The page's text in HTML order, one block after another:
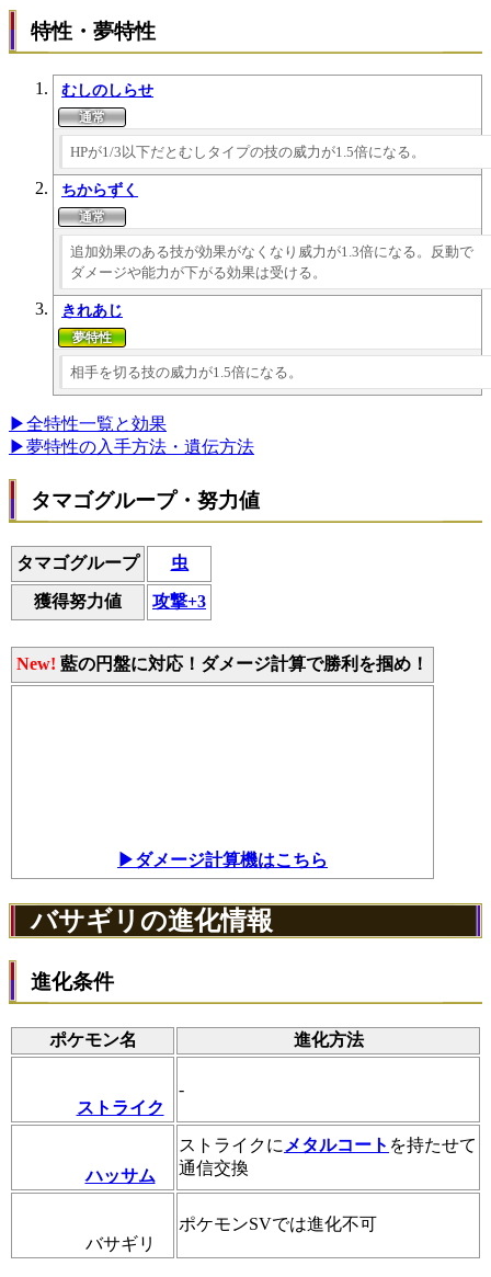
特性・夢特性
むしのしらせ
HPが1/3以下だとむしタイプの技の威力が1.5倍になる。
ちからずく
追加効果のある技が効果がなくなり威力が1.3倍になる。反動で
ダメージや能力が下がる効果は受ける。
きれあじ
相手を切る技の威力が1.5倍になる。
▶全特性一覧と効果
▶夢特性の入手方法・遺伝方法
タマゴグループ・努力値
タマゴグループ 虫
獲得努力値 攻撃+3
New! 藍の円盤に対応！ダメージ計算で勝利を掴め！
▶ダメージ計算機はこちら
バサギリの進化情報
進化条件
ポケモン名 進化方法
ストライク
-
ハッサム
ストライクに メタルコート を持たせて
通信交換
バサギリ
ポケモンSVでは進化不可